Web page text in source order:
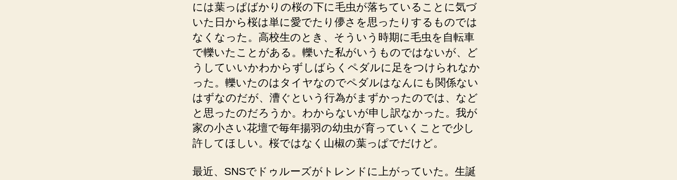
には葉っぱばかりの桜の下に毛虫が落ちていることに気づ
いた日から桜は単に愛でたり儚さを思ったりするものでは
なくなった。高校生のとき、そういう時期に毛虫を自転車
で轢いたことがある。轢いた私がいうものではないが、ど
うしていいかわからずしばらくペダルに足をつけられなか
った。轢いたのはタイヤなのでペダルはなんにも関係ない
はずなのだが、漕ぐという行為がまずかったのでは、など
と思ったのだろうか。わからないが申し訳なかった。我が
家の小さい花壇で毎年揚羽の幼虫が育っていくことで少し
許してほしい。桜ではなく山椒の葉っぱでだけど。
最近、SNSでドゥルーズがトレンドに上がっていた。生誕